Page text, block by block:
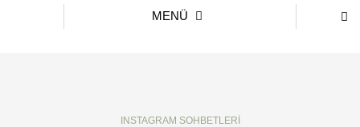
MENÜ
INSTAGRAM SOHBETLERI